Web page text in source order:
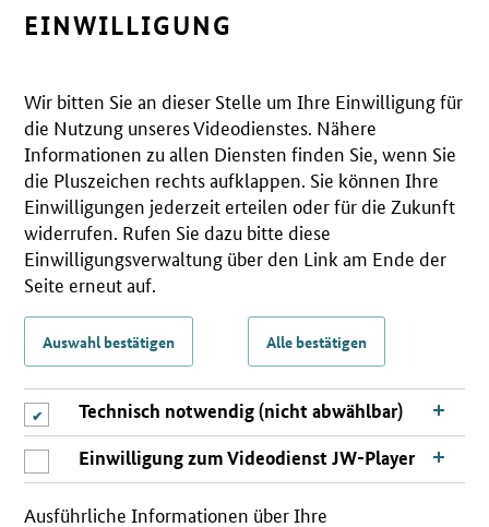
EINWILLIGUNG
Wir bitten Sie an dieser Stelle um Ihre Einwilligung für
die Nutzung unseres Videodienstes. Nähere
Informationen zu allen Diensten finden Sie, wenn Sie
die Pluszeichen rechts aufklappen. Sie können Ihre
Einwilligungen jederzeit erteilen oder für die Zukunft
widerrufen. Rufen Sie dazu bitte diese
Einwilligungsverwaltung über den Link am Ende der
Seite erneut auf.
Auswahl bestätigen Alle bestätigen
Technisch notwendig (nicht abwählbar)
Einwilligung zum Videodienst JW-Player
Ausführliche Informationen über Ihre